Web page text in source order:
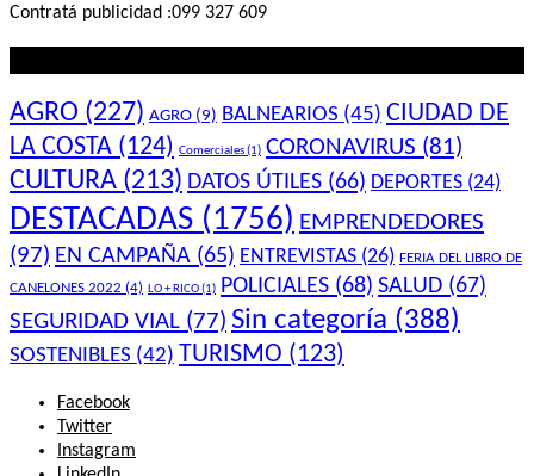
Contratá publicidad :099 327 609
AGRO (227) AGRO (9) BALNEARIOS (45) CIUDAD DE
LA COSTA (124) Comerciales(1) CORONAVIRUS (81)
CULTURA (213) DATOS ÚTILES (66) DEPORTES (24)
DESTACADAS (1756) EMPRENDEDORES
(97) EN CAMPAÑA (65) ENTREVISTAS (26) FERIA DEL LIBRO DE
CANELONES 2022 (4) LO + RICO(1) POLICIALES (68) SALUD (67)
SEGURIDAD VIAL (77) Sin categoría (388)
SOSTENIBLES (42) TURISMO (123)
Facebook
Twitter
Instagram